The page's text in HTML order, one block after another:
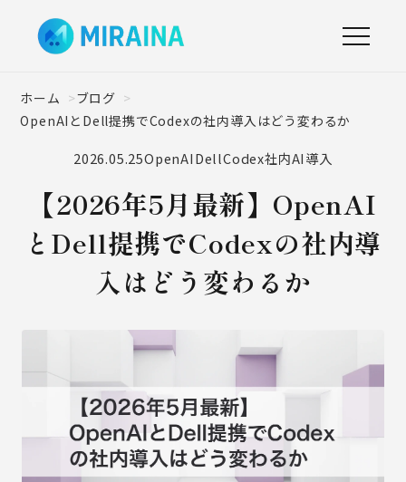
ホーム
ブログ
OpenAIとDell提携でCodexの社内導入はどう変わるか
2026.05.25OpenAIDellCodex社内AI導入
【2026年5月最新】OpenAI
とDell提携でCodexの社内導
入はどう変わるか